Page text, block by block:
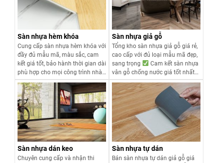
Sàn nhựa hèm khóa
Cung cấp sàn nhựa hèm khóa với
đầy đủ mẫu mã, màu sắc, cam
kết giá tốt, bảo hành thời gian dài
phù hợp cho mọi công trình nhà
ở, văn phòng, cửa hàng....
Xem chi tiết
Sàn nhựa giả gỗ
Tổng kho sàn nhựa giả gỗ giá rẻ,
cao cấp với đủ loại mẫu mã đẹp,
sang trọng
Cam kết sàn nhựa
vân gỗ chống nước giá tốt nhất
chỉ từ 85.000đ.
Xem chi tiết
Sàn nhựa dán keo
Chuyên cung cấp và nhận thi
Sàn nhựa tự dán
Bán sàn nhựa tự dán giả gỗ giá